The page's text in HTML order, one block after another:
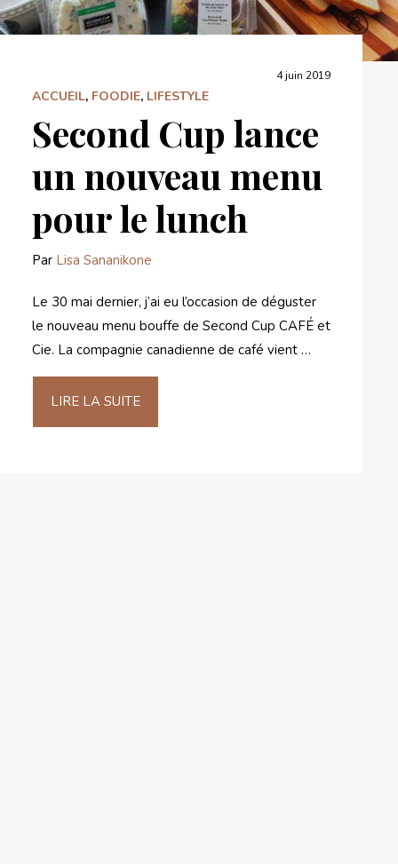
4 juin 2019
ACCUEIL, FOODIE, LIFESTYLE
Second Cup lance
un nouveau menu
pour le lunch
Par Lisa Sananikone
Le 30 mai dernier, j’ai eu l’occasion de déguster
le nouveau menu bouffe de Second Cup CAFÉ et
Cie. La compagnie canadienne de café vient …
LIRE LA SUITE